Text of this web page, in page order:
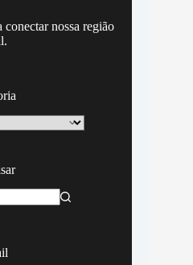
nossa região